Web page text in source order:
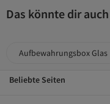
Das könnte dir
Aufbewahrungsbox Glas
Beliebte Seiten